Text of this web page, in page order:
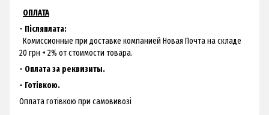
ОПЛАТА
- Післяплата:
Комиссионные при доставке компанией Новая Почта на складе
20 грн + 2% от стоимости товара.
- Оплата за реквизиты.
- Готівкою.
Оплата готівкою при самовивозі